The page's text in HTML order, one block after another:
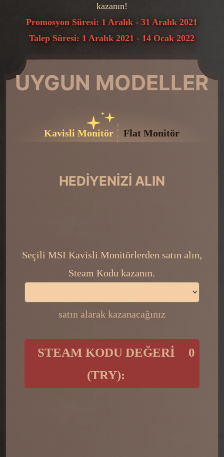
kazanın!
Promosyon Süresi: 1 Aralık - 31 Aralık 2021
Talep Süresi: 1 Aralık 2021 - 14 Ocak 2022
UYGUN MODELLER
Kavisli Monitör Flat Monitör
HEDIYENIZI ALIN
Seçili MSI Kavisli Monitörlerden satın alın,
Steam Kodu kazanın.
satın alarak kazanacağınız
STEAM KODU DEĞERİ
(TRY):
0